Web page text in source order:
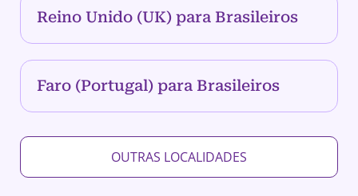
Reino Unido (UK) para Brasileiros
Faro (Portugal) para Brasileiros
OUTRAS LOCALIDADES